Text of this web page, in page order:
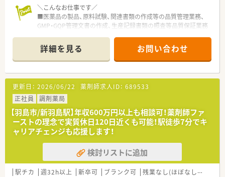
＼こんなお仕事です／
■医薬品の製品、原料試験、関連書類の作成等の品質管理業務、
GMP・GQP管理文書の作成、生産記録書類の照査等品質保証業務
す。
＼こんな会社です／
■岐阜県を中心に4つの事業所を構える半世紀近くの歴史ある法
人です。
■創業以来、恵まれた環境の中で医薬品の品質向上に努め、日本
の中央に位置する岐阜という地の利を活かし、
輸送アクセス面からも医薬品の安定供給を実現しておりま
す。
■近年広がりつつある新型感染症や急速に進んでいる超高齢社
会を見据え、長年培った製剤技術を駆使して
医薬品を取り巻く環境の変化に迅速に対応しております。
■改正薬事法の施行を受け、医薬品あるいは食品添加物の受託製
造にも積極的に取り組んでおります。
■品質管理に関する基準（GMP）に基づき、原料・資材の受入から
詳細を見る お問い合わせ
更新日： 2026/06/22 薬剤師求人ID： 689533
正社員
調剤薬局
【羽島市/新羽島駅】年収600万円以上も相談可！薬剤師ファ
ーストの理念で実質休日120日近くも可能！駅徒歩7分でキ
ャリアチェンジも応援します！
検討リストに追加
駅チカ 週32h以上 新卒可 ブランク可 残業なし(ほぼなし含む)